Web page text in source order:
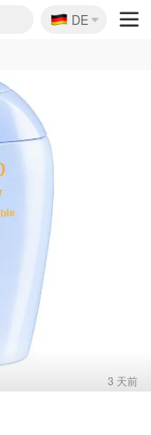
🇩🇪
DE
3 天前